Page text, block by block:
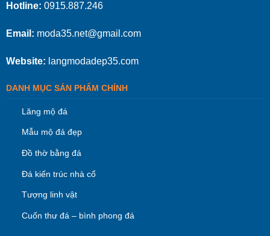
Hotline: 0915.887.246
Email: moda35.net@gmail.com
Website: langmodadep35.com
DANH MỤC SẢN PHẨM CHÍNH
Lăng mộ đá
Mẫu mộ đá đẹp
Đồ thờ bằng đá
Đá kiến trúc nhà cổ
Tượng linh vật
Cuốn thư đá – bình phong đá